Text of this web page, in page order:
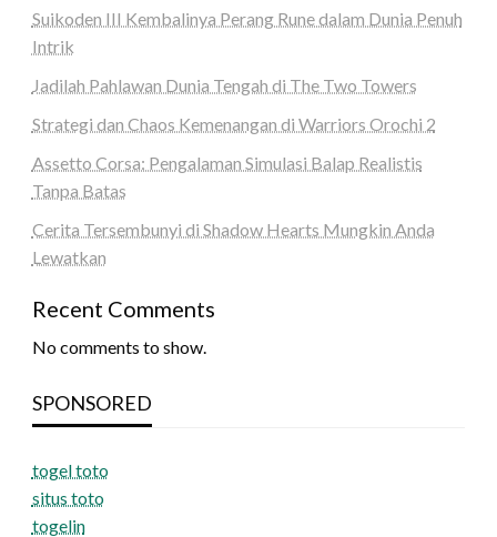
Suikoden III Kembalinya Perang Rune dalam Dunia Penuh
Intrik
Jadilah Pahlawan Dunia Tengah di The Two Towers
Strategi dan Chaos Kemenangan di Warriors Orochi 2
Assetto Corsa: Pengalaman Simulasi Balap Realistis
Tanpa Batas
Cerita Tersembunyi di Shadow Hearts Mungkin Anda
Lewatkan
Recent Comments
No comments to show.
SPONSORED
togel toto
situs toto
togelin